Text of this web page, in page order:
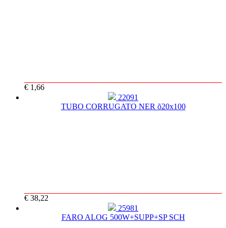
€ 1,66
22091
TUBO CORRUGATO NER õ20x100
€ 38,22
25981
FARO ALOG 500W+SUPP+SP SCH